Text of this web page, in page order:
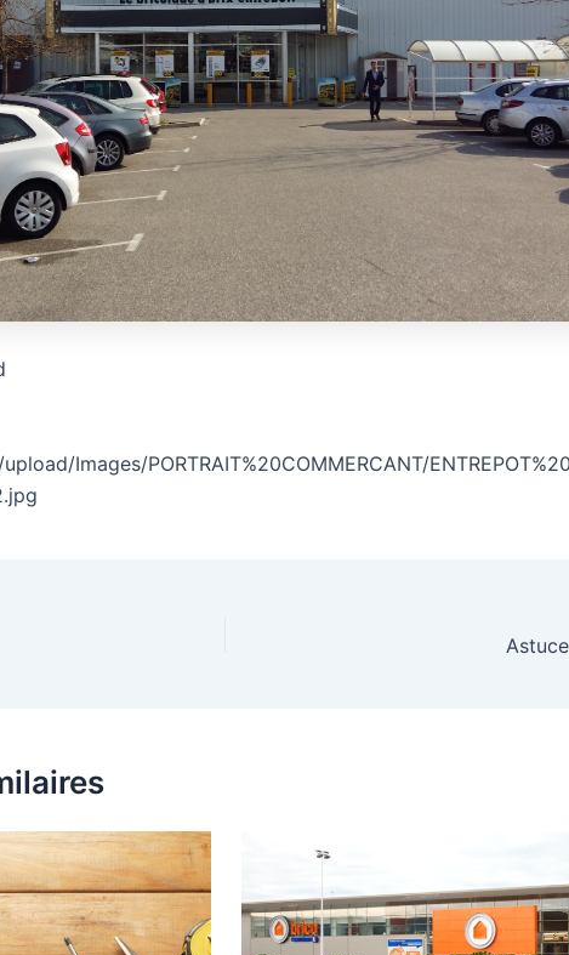
Images/PORTRAIT%20COMMERCANT/